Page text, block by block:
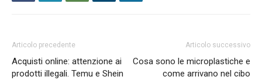
Articolo precedente
Acquisti online: attenzione ai
prodotti illegali. Temu e Shein
Articolo successivo
Cosa sono le microplastiche e
come arrivano nel cibo